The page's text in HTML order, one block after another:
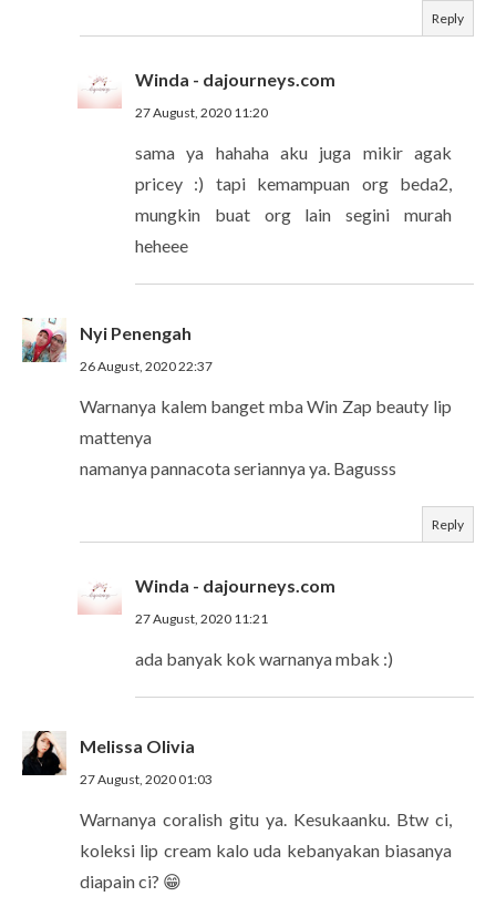
Reply
Winda - dajourneys.com
27 August, 2020 11:20
sama ya hahaha aku juga mikir agak
pricey :) tapi kemampuan org beda2,
mungkin buat org lain segini murah
heheee
Nyi Penengah
26 August, 2020 22:37
Warnanya kalem banget mba Win Zap beauty lip
mattenya
namanya pannacota seriannya ya. Bagusss
Reply
Winda - dajourneys.com
27 August, 2020 11:21
ada banyak kok warnanya mbak :)
Melissa Olivia
27 August, 2020 01:03
Warnanya coralish gitu ya. Kesukaanku. Btw ci,
koleksi lip cream kalo uda kebanyakan biasanya
diapain ci? 😁